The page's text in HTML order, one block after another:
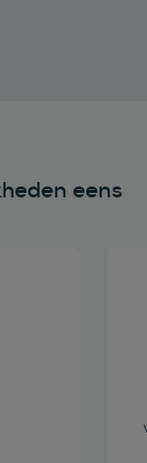
eens